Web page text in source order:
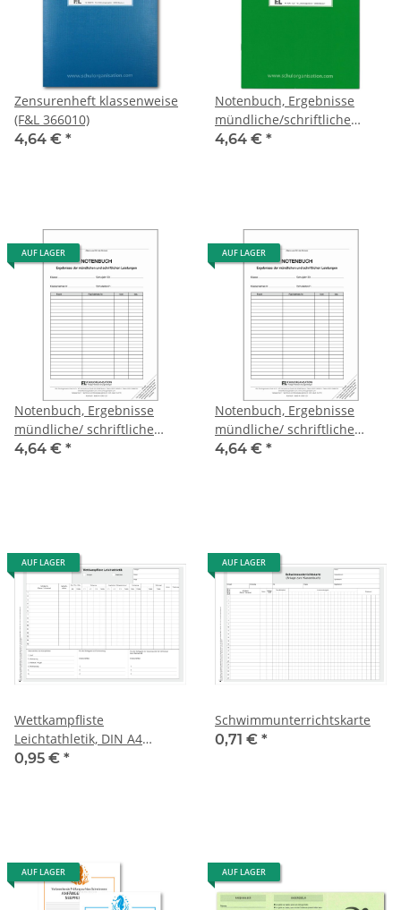
Zensurenheft klassenweise
(F&L 366010)
4,64 € *
Notenbuch, Ergebnisse
mündliche/schriftliche
Leistungen (F&L 9095-1220)
4,64 € *
AUF LAGER
Notenbuch, Ergebnisse
mündliche/ schriftliche
Leistungen, blau
4,64 € *
AUF LAGER
Notenbuch, Ergebnisse
mündliche/ schriftliche
Leistungen, rot
4,64 € *
AUF LAGER
Wettkampfliste
Leichtathletik, DIN A4
Querformat
0,95 € *
AUF LAGER
Schwimmunterrichtskarte
0,71 € *
AUF LAGER AUF LAGER